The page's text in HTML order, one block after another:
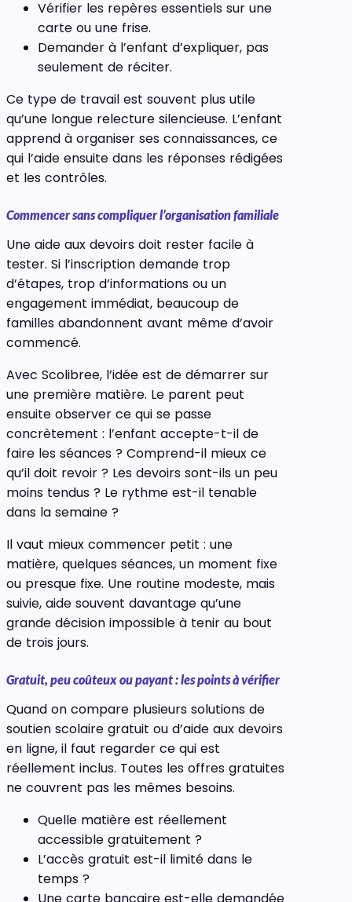
Vérifier les repères essentiels sur une
carte ou une frise.
Demander à l’enfant d’expliquer, pas
seulement de réciter.
Ce type de travail est souvent plus utile
qu’une longue relecture silencieuse. L’enfant
apprend à organiser ses connaissances, ce
qui l’aide ensuite dans les réponses rédigées
et les contrôles.
Commencer sans compliquer l’organisation familiale
Une aide aux devoirs doit rester facile à
tester. Si l’inscription demande trop
d’étapes, trop d’informations ou un
engagement immédiat, beaucoup de
familles abandonnent avant même d’avoir
commencé.
Avec Scolibree, l’idée est de démarrer sur
une première matière. Le parent peut
ensuite observer ce qui se passe
concrètement : l’enfant accepte-t-il de
faire les séances ? Comprend-il mieux ce
qu’il doit revoir ? Les devoirs sont-ils un peu
moins tendus ? Le rythme est-il tenable
dans la semaine ?
Il vaut mieux commencer petit : une
matière, quelques séances, un moment fixe
ou presque fixe. Une routine modeste, mais
suivie, aide souvent davantage qu’une
grande décision impossible à tenir au bout
de trois jours.
Gratuit, peu coûteux ou payant : les points à vérifier
Quand on compare plusieurs solutions de
soutien scolaire gratuit ou d’aide aux devoirs
en ligne, il faut regarder ce qui est
réellement inclus. Toutes les offres gratuites
ne couvrent pas les mêmes besoins.
Quelle matière est réellement
accessible gratuitement ?
L’accès gratuit est-il limité dans le
temps ?
Une carte bancaire est-elle demandée